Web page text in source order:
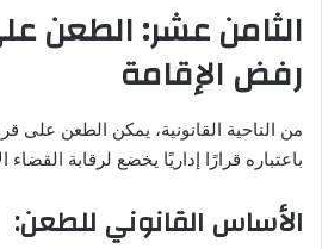
الثامن عشر: الطعن
رفض الإقامة
من الناحية القانونية، يمكن الطعن على
باعتباره قرارًا إداريًا يخضع لرقابة القضاء
الأساس القانوني للطعن: